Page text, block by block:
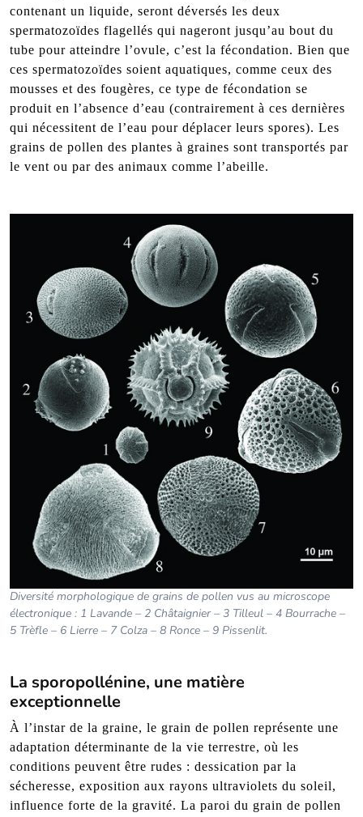
contenant un liquide, seront déversés les deux
spermatozoïdes flagellés qui nageront jusqu’au bout du
tube pour atteindre l’ovule, c’est la fécondation. Bien que
ces spermatozoïdes soient aquatiques, comme ceux des
mousses et des fougères, ce type de fécondation se
produit en l’absence d’eau (contrairement à ces dernières
qui nécessitent de l’eau pour déplacer leurs spores). Les
grains de pollen des plantes à graines sont transportés par
le vent ou par des animaux comme l’abeille.
Diversité morphologique de grains de pollen vus au microscope
électronique : 1 Lavande – 2 Châtaignier – 3 Tilleul – 4 Bourrache –
5 Trèfle – 6 Lierre – 7 Colza – 8 Ronce – 9 Pissenlit.
La sporopollénine, une matière
exceptionnelle
À l’instar de la graine, le grain de pollen représente une
adaptation déterminante de la vie terrestre, où les
conditions peuvent être rudes : dessication par la
sécheresse, exposition aux rayons ultraviolets du soleil,
influence forte de la gravité. La paroi du grain de pollen